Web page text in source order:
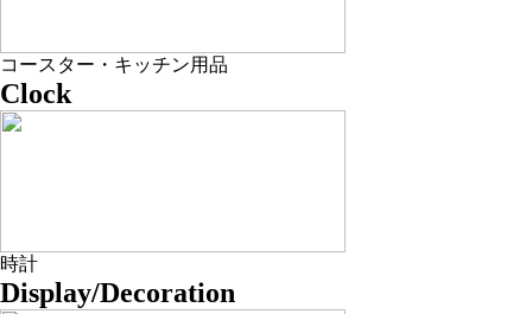
コースター・キッチン用品
Clock
時計
Display/Decoration